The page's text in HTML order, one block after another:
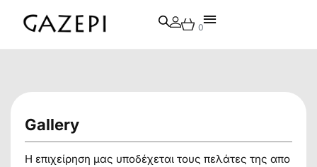
0
Gallery
Η επιχείρηση μας υποδέχεται τους πελάτες της απο